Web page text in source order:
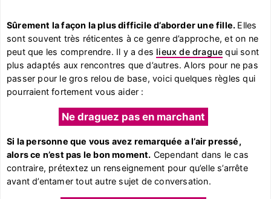
Sûrement la façon la plus difficile d’aborder une fille. Elles
sont souvent très réticentes à ce genre d’approche, et on ne
peut que les comprendre. Il y a des lieux de drague qui sont
plus adaptés aux rencontres que d’autres. Alors pour ne pas
passer pour le gros relou de base, voici quelques règles qui
pourraient fortement vous aider :
Ne draguez pas en marchant
Si la personne que vous avez remarquée a l’air pressé,
alors ce n’est pas le bon moment. Cependant dans le cas
contraire, prétextez un renseignement pour qu’elle s’arrête
avant d’entamer tout autre sujet de conversation.